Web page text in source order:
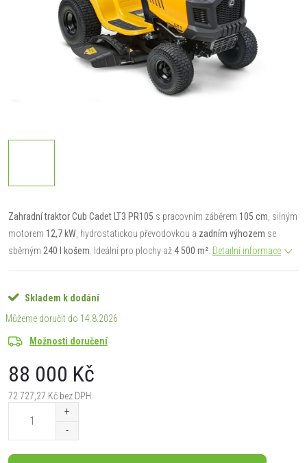
Zahradní traktor Cub Cadet LT3 PR105 s pracovním záběrem 105 cm , silným
motorem 12,7 kW , hydrostatickou převodovkou a zadním výhozem se
sběrným 240 l košem . Ideální pro plochy až 4 500 m² Detailní informace
Skladem k dodání
14.8.2026
Možnosti doručení
88 000 Kč
72 727,27 Kč bez DPH